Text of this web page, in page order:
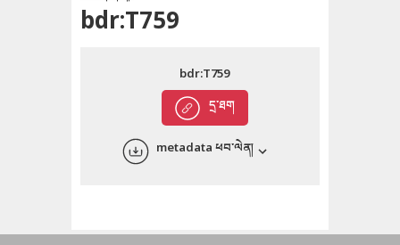
English
bdr:T759
དྲ་ཐག
bdr:T759
metadata ཕབ་ལེན།